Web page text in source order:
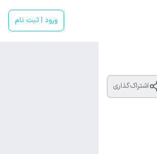
ورود | ثبت نام
اشتراک‌گذاری